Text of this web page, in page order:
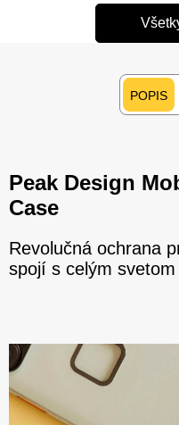
POPIS
Peak Design
Case
Revolučná ochrana
spojí s celým